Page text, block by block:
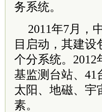
务系统。
2011年7月，
目启动，其建
个分系统。2012
基监测台站、
太阳、地磁、宇
素。